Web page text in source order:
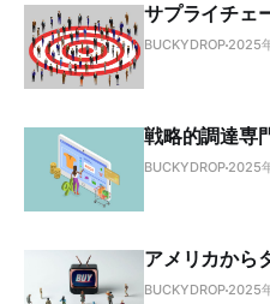
サプライチェ
BUCKYDROP 2025
戦略的調達専
BUCKYDROP 2025
アメリカから
BUCKYDROP 2025